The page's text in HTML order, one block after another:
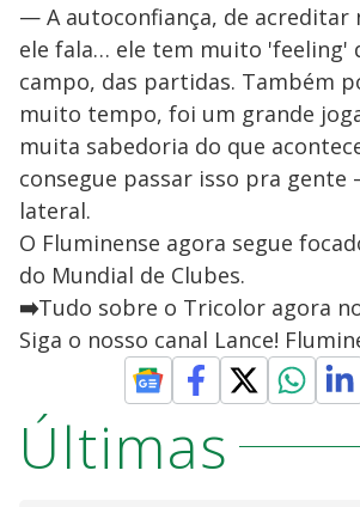
— A autoconfiança, de acreditar
ele fala… ele tem muito 'feeling'
campo, das partidas. Também
muito tempo, foi um grande
muita sabedoria do que
consegue passar isso pra gente
lateral.
O Fluminense agora segue
do Mundial de Clubes.
➡️Tudo sobre o Tricolor agora
Siga o nosso canal Lance!
Últimas